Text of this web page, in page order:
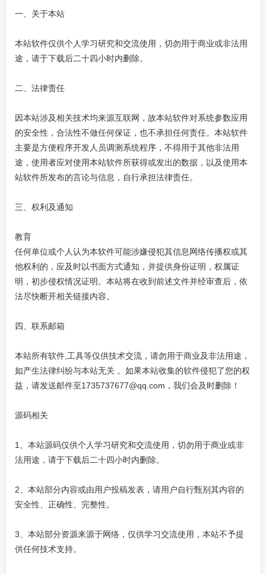
一、关于本站
本站软件仅供个人学习研究和交流使用，切勿用于商业或非法用
途，请于下载后二十四小时内删除。
二、法律责任
因本站涉及相关技术均来源互联网，故本站软件对系统参数应用
的安全性，合法性不做任何保证，也不承担任何责任。本站软件
主要是方便程序开发人员调测系统程序，不得用于其他非法用
途，使用者应对使用本站软件所获得或发出的数据，以及使用本
站软件所发布的言论与信息，自行承担法律责任。
三、权利及通知
教育
任何单位或个人认为本软件可能涉嫌侵犯其信息网络传播权或其
他权利的，应及时以书面方式通知，并提供身份证明，权属证
明，初步侵权情况证明。本站将在收到前述文件并经审查后，依
法尽快断开相关链接内容。
四、联系邮箱
本站所有软件,工具等仅供技术交流，请勿用于商业及非法用途，
如产生法律纠纷与本站无关 。如果本站收集的软件侵犯了您的权
益，请发送邮件至1735737677@qq.com，我们会及时删除！
源码相关
1、本站源码仅供个人学习研究和交流使用，切勿用于商业或非
法用途，请于下载后二十四小时内删除。
2、本站部分内容或由用户投稿发表，请用户自行甄别其内容的
安全性、正确性、完整性。
3、本站部分资源来源于网络，仅供学习交流使用，本站不予提
供任何技术支持。